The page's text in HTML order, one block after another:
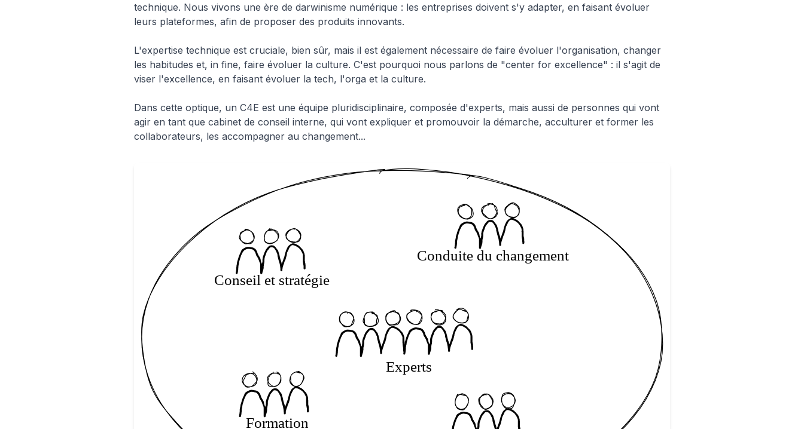
technique. Nous vivons une ère de darwinisme numérique : les entreprises doivent s'y adapter, en faisant évoluer
leurs plateformes, afin de proposer des produits innovants.
L'expertise technique est cruciale, bien sûr, mais il est également nécessaire de faire évoluer l'organisation, changer
les habitudes et, in fine, faire évoluer la culture. C'est pourquoi nous parlons de "center for excellence" : il s'agit de
viser l'excellence, en faisant évoluer la tech, l'orga et la culture.
Dans cette optique, un C4E est une équipe pluridisciplinaire, composée d'experts, mais aussi de personnes qui vont
agir en tant que cabinet de conseil interne, qui vont expliquer et promouvoir la démarche, acculturer et former les
collaborateurs, les accompagner au changement...